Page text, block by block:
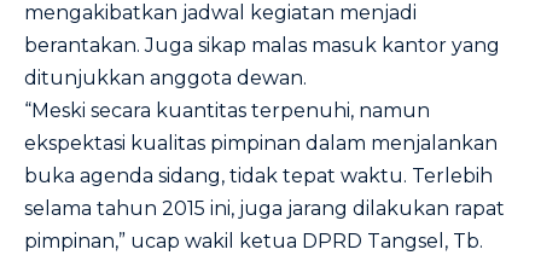
mengakibatkan jadwal kegiatan menjadi
berantakan. Juga sikap malas masuk kantor yang
ditunjukkan anggota dewan.
“Meski secara kuantitas terpenuhi, namun
ekspektasi kualitas pimpinan dalam menjalankan
buka agenda sidang, tidak tepat waktu. Terlebih
selama tahun 2015 ini, juga jarang dilakukan rapat
pimpinan,” ucap wakil ketua DPRD Tangsel, Tb.